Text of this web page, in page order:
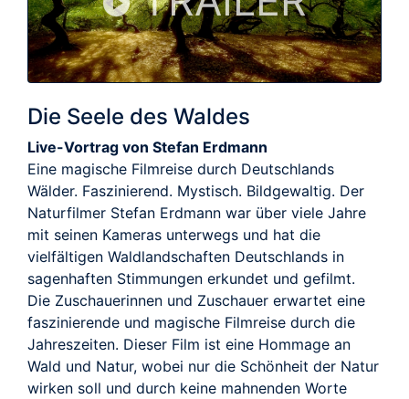
Die Seele des Waldes
Live-Vortrag von Stefan Erdmann
Eine magische Filmreise durch Deutschlands
Wälder. Faszinierend. Mystisch. Bildgewaltig. Der
Naturfilmer Stefan Erdmann war über viele Jahre
mit seinen Kameras unterwegs und hat die
vielfältigen Waldlandschaften Deutschlands in
sagenhaften Stimmungen erkundet und gefilmt.
Die Zuschauerinnen und Zuschauer erwartet eine
faszinierende und magische Filmreise durch die
Jahreszeiten. Dieser Film ist eine Hommage an
Wald und Natur, wobei nur die Schönheit der Natur
wirken soll und durch keine mahnenden Worte